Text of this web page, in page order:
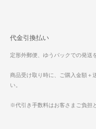
代金引換払い
定形外郵便、ゆうパックでの発送
商品受け取り時に、ご購入金額＋
い。
※代引き手数料はお客さまご負担